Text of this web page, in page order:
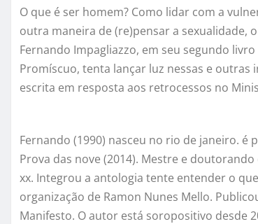
O que é ser homem? Como lidar com a
outra maneira de (re)pensar a sexualidade,
Fernando Impagliazzo, em seu segundo
Promíscuo, tenta lançar luz nessas e
escrita em resposta aos retrocessos no
Fernando (1990) nasceu no rio de janeiro.
Prova das nove (2014). Mestre e
xx. Integrou a antologia tente entender o
organização de Ramon Nunes Mello.
Manifesto. O autor está soropositivo desde